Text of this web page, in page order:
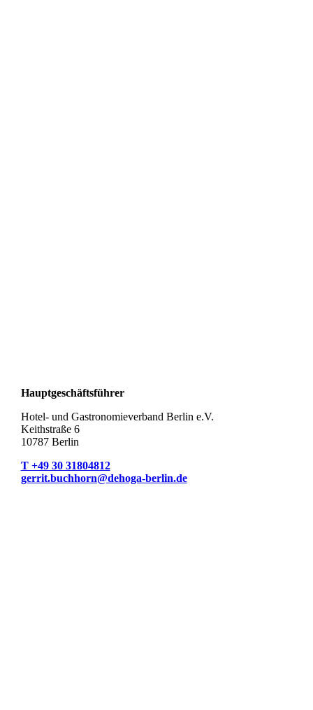
Hauptgeschäftsführer
Hotel- und Gastronomieverband Berlin e.V.
Keithstraße 6
10787 Berlin
T +49 30 31804812
gerrit.buchhorn@dehoga-berlin.de